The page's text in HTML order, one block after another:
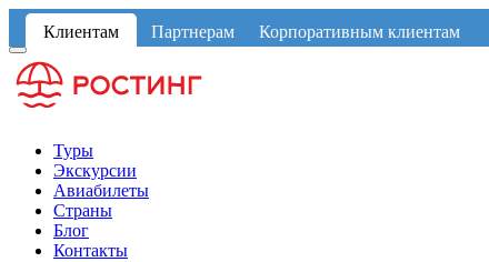
Клиентам Партнерам Корпоративным клиентам
Туры
Экскурсии
Авиабилеты
Страны
Блог
Контакты